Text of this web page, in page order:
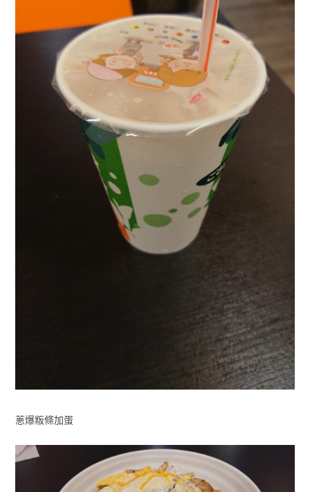
蔥爆粄條加蛋